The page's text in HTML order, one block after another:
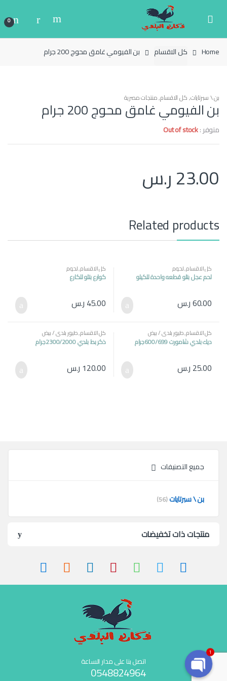
0
Home كل الاقسام بن الفيومي غامق محوج 200 جرام
بن \ سبرتايات,كل الاقسام,منتجات مصرية
بن الفيومي غامق محوج 200 جرام
متوفر :Out of stock
23.00ر.س
Related products
كل الاقسام,لحوم
لحم عجل بتلو قطعه واحدة للكيلو
60.00ر.س
كل الاقسام,لحوم
كوارع بتلو للكارع
45.00 ر.س
كل الاقسام,طيور بلدي / بيض
ديك بلدي شامورت 600/699جرام
25.00 ر.س
كل الاقسام,طيور بلدي / بيض
ذكر بط بلدي 2300/2000جرام
120.00 ر.س
جميع التصنيفات
بن \ سبرتايات(56)
منتجات ذات تخفيضات
اتصل بنا على مدار الساعة
0548824964
1